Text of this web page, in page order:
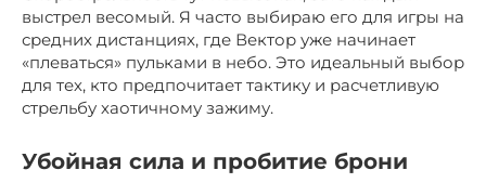
выстрел весомый. Я часто выбираю его для игры на
средних дистанциях, где Вектор уже начинает
«плеваться» пульками в небо. Это идеальный выбор
для тех, кто предпочитает тактику и расчетливую
стрельбу хаотичному зажиму.
Убойная сила и пробитие брони